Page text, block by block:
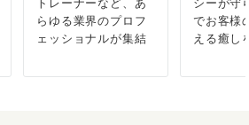
トレーナーなど、あ
らゆる業界のプロフ
ェッショナルが集結
シーが守
でお客様
える癒し